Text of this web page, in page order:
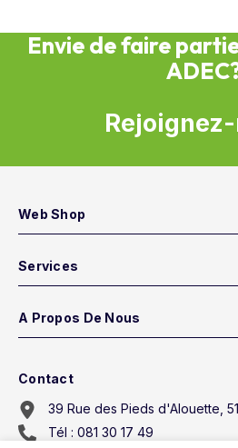
Envie de faire
Web Shop
Services
A Propos De Nous
Contact
39 Rue des Pieds d'Alouette,
Tél : 081 30 17 49